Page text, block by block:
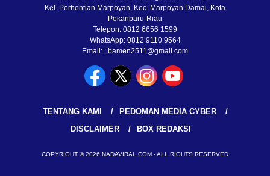
Kel. Perhentian Marpoyan, Kec. Marpoyan Damai, Kota
Pekanbaru-Riau
Telepon: 0812 6656 1599
WhatsApp: 0812 9110 9564
Email: : bamen2511@gmail.com
TENTANG KAMI
PEDOMAN MEDIA CYBER
DISCLAIMER
BOX REDAKSI
COPYRIGHT © 2026 NADAVIRAL.COM - ALL RIGHTS RESERVED